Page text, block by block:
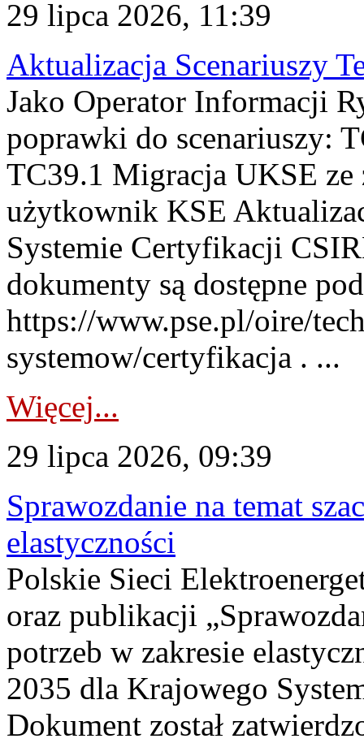
29 lipca 2026, 11:39
Aktualizacja Scenariuszy
Jako Operator Informacji
poprawki do scenariuszy:
TC39.1 Migracja UKSE
użytkownik KSE
Systemie Certyfikacji
dokumenty są dostępne
https://www.pse.pl/oire/
systemow/certyfikacja . ...
Więcej...
29 lipca 2026, 09:39
Sprawozdanie na temat
elastyczności
Polskie Sieci
oraz publikacji
potrzeb w zakresie
2035 dla Krajowego
Dokument został